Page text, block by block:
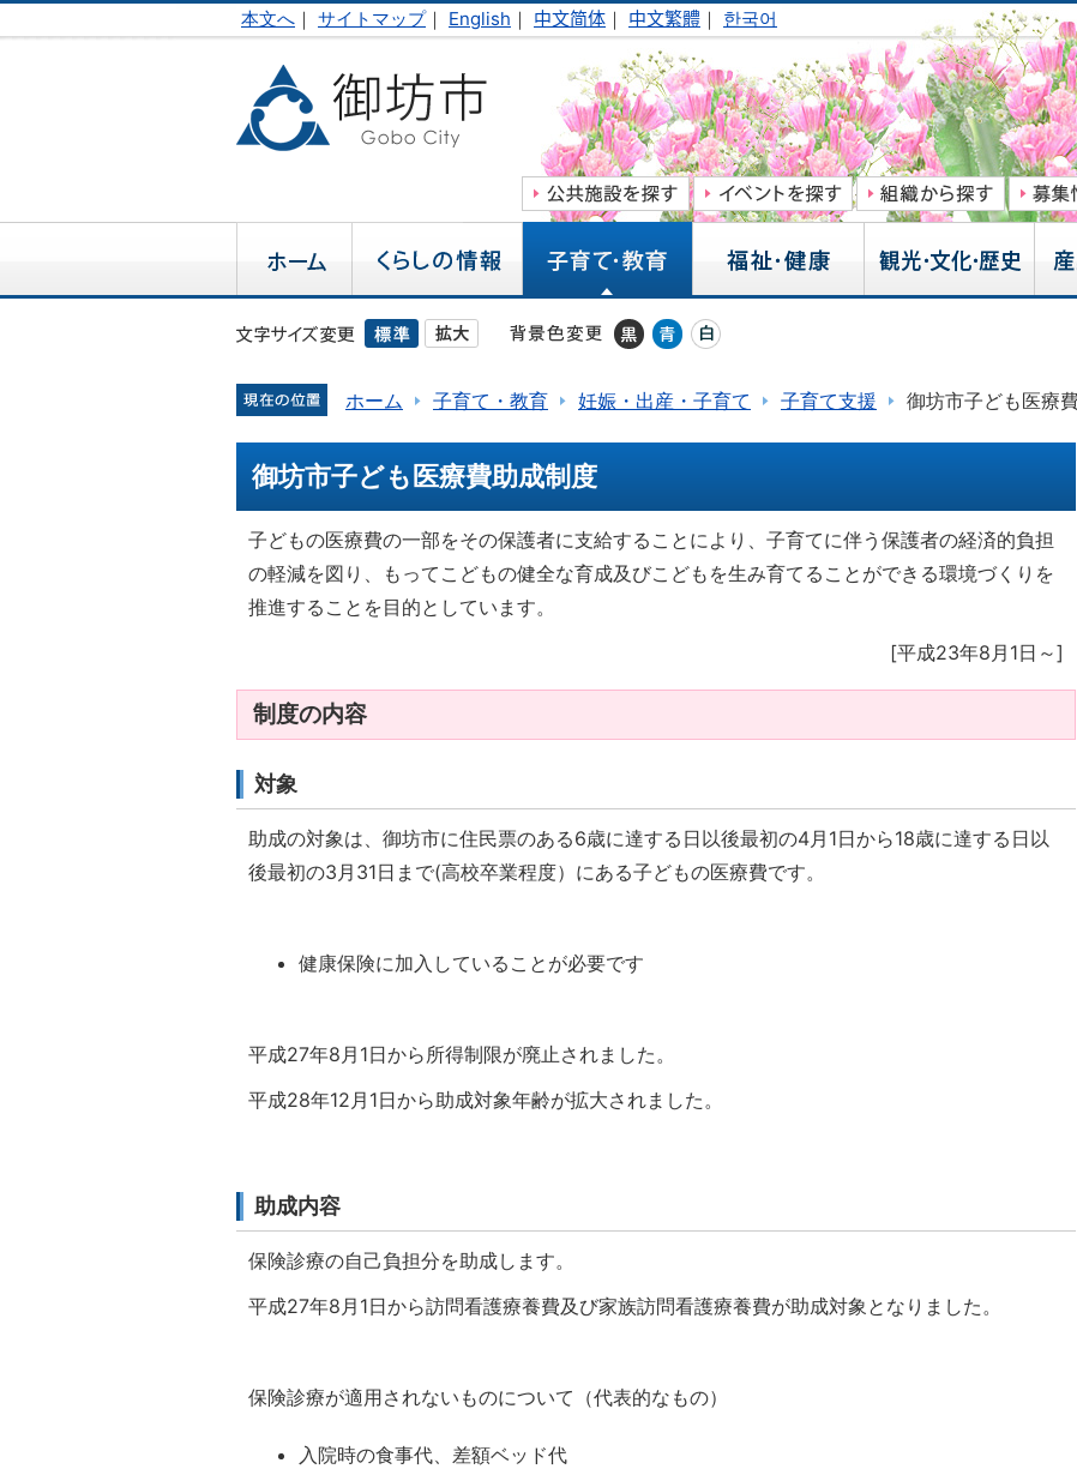
本文へ ｜ サイトマップ｜ English ｜ 中文简体 ｜ 中文繁體 ｜ 한국어
ホーム 子育て・教育 妊娠・出産・子育て 子育て支援 御坊市子ども医療
御坊市子ども医療費助成制度
子どもの医療費の一部をその保護者に支給することにより、子育てに伴う保護者の経済的負担
の軽減を図り、もってこどもの健全な育成及びこどもを生み育てることができる環境づくりを
推進することを目的としています。
[平成23年8月1日～]
制度の内容
対象
助成の対象は、御坊市に住民票のある6歳に達する日以後最初の4月1日から18歳に達する日以
後最初の3月31日まで(高校卒業程度）にある子どもの医療費です。
健康保険に加入していることが必要です
平成27年8月1日から所得制限が廃止されました。
平成28年12月1日から助成対象年齢が拡大されました。
助成内容
保険診療の自己負担分を助成します。
平成27年8月1日から訪問看護療養費及び家族訪問看護療養費が助成対象となりました。
保険診療が適用されないものについて（代表的なもの）
入院時の食事代、差額ベッド代